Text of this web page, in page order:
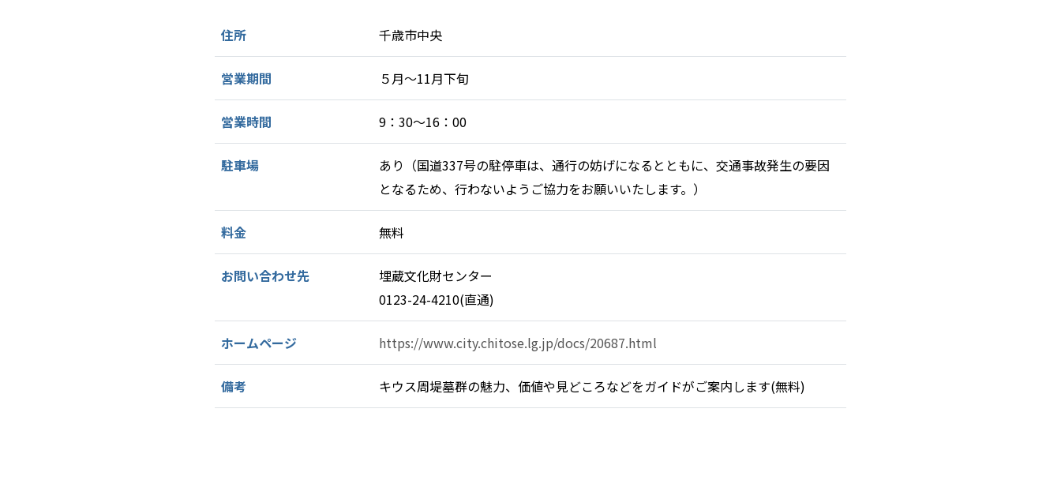
住所 千歳市中央
営業期間 ５月～11月下旬
営業時間 9：30～16：00
駐車場
あり（国道337号の駐停車は、通行の妨げになるとともに、交通事故発生の要因
となるため、行わないようご協力をお願いいたします。）
料金 無料
お問い合わせ先
埋蔵文化財センター
0123-24-4210(直通)
ホームページ https://www.city.chitose.lg.jp/docs/20687.html
備考 キウス周堤墓群の魅力、価値や見どころなどをガイドがご案内します(無料)